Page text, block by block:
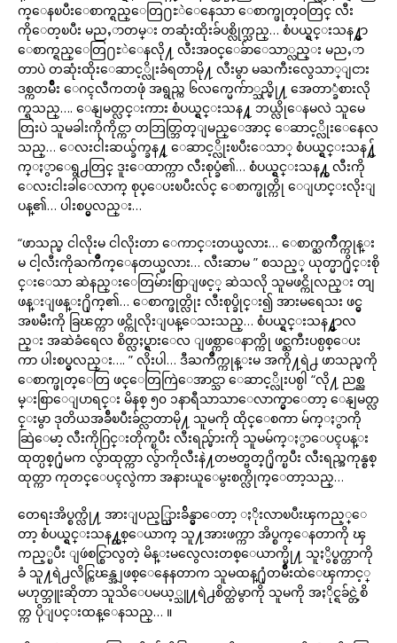
က္ေနၿပီးေစာက္ရည္ေတြ႐ႊဲေနေသာ ေစာက္ဖုတ္ဝတြင္ လီး
ကိုေတ့ၿပီး မညႇာတမ္း တဆုံးထိုးခ်ပစ္လိုက္သည္… စံပယ္ရွင္းသန႔္မွာ
ေစာက္ရည္ေတြ႐ႊဲေနလို႔ လီးအဝင္ေခ်ာေသာ္လည္း မညႇာ
တာပဲ တဆုံးထိုးေဆာင့္လိုးခံရတာမို႔ လီးမွာ မႀကီးလွေသာ္ျငား
ဒစ္ကတမ်ိဳး ေဂၚလီကတဖုံ အရွည္က ၆လက္မေက်ာ္သည္မို႔ အေတာ္ခံစားလို
က္ရသည္…. ေနျမတ္လင္းကား စံပယ္ရွင္းသန႔္ ဘယ္လိုေနမလဲ သူမေ
တြးပဲ သူမခါးကိုကိုင္ကာ တဘြတ္ဘြတ္ျမည္ေအာင္ ေဆာင့္လိုးေနေလ
သည္… ေလးငါးဆယ္ခ်က္ခန႔္ ေဆာင့္လိုးၿပီးေသာ္ စံပယ္ရွင္းသန႔္မ်
က္ႏွာေရွ႕တြင္ ဒူးေထာက္ကာ လီးစုပ္ခံ၏… စံပယ္ရွင္းသန႔္က လီးကို
ေလးငါးခါေလာက္ စုပ္ေပးၿပီးလ်င္ ေစာက္ဖုတ္ကို ေျပာင္းလိုးျ
ပန္၏… ပါးစပ္မွလည္း…
“ဖာသည္မ ငါလိုးမ ငါလိုးတာ ေကာင္းတယ္မလား… ေစာက္ႀကိဳက္ကုန္း
မ ငါ့လီးကိုႀကိဳက္ေနတယ္မလား… လီးဆာမ ” စသည့္ ယုတ္မာ႐ိုင္းစို
င္းေသာ ဆဲနည္းေတြမ်ားစြာျဖင့္ ဆဲသလို သူမဖင္ကိုလည္း တျ
ဖန္းျဖန္း႐ိုက္၏… ေစာက္ဖုတ္လိုး လီးစုပ္ခိုင္း၍ အားမရေသး ဖင္မွ
အၿမီးကို ခြၽတ္ကာ ဖင္ကိုလိုးျပန္ေသးသည္… စံပယ္ရွင္းသန႔္မွာလ
ည္း အဆဲခံရေလ စိတ္လႈပ္ရွားေလ ျဖစ္ကာေနာက္ကို ဖင္ႀကီးပစ္ပစ္ေပး
ကာ ပါးစပ္မွလည္း…. ” လိုးပါ… ဒီႀကိဳက္ကုန္းမ အကို႔ရဲ႕ ဖာသည္မကို
ေစာက္ဖုတ္ေတြ ဖင္ေတြကြဲေအာင္သာ ေဆာင့္လိုးပစ္ပါ “လို႔ ညစ္ည
မ္းစြာေျပာရင္း မိနစ္ ၅၀ ၁နာရီသာသာေလာက္မွာေတာ့ ေနျမတ္လ
င္းမွာ ဒုတိယအခ်ီၿပီးခ်င္လာတာမို႔ သူမကို ထိုင္ေစကာ မ်က္ႏွာကို
ဆြဲေမာ့ လီးကိုဂြင္းတိုက္ၿပီး လီးရည္မ်ားကို သူမမ်က္ႏွာေပၚပန္း
ထုတ္ပစ္႐ုံမက လွ်ာထုတ္ကာ လွ်ာကိုလီးနဲ႔တဗတ္ဗတ္႐ိုက္ၿပီး လီးရည္အကုန္စစ္
ထုတ္ကာ ကုတင္ေပၚလွဲကာ အနားယူေမွးစက္လိုက္ေတာ့သည္…
တေရးအိပ္စက္လို႔ အားျပည့္သြားခ်ိန္မွာေတာ့ ႏိုးလာၿပီးၾကည့္ေ
တာ့ စံပယ္ရွင္းသန႔္တစ္ေယာက္ သူ႔အားဖက္ကာ အိပ္စက္ေနတာကို ၾ
ကည့္ၿပီး ျဖဴစင္စြာလွတဲ့ မိန္းမလွေလးတစ္ေယာက္မို႔ သူႏွိပ္စက္တာကို
ခံ သူ႔ရဲ႕လိင္ကြၽန္အျဖစ္ေနေနတာက သူမထန္႐ုံတမ်ိဳးထဲေၾကာင့္
မဟုတ္ဘူးဆိုတာ သူသိေပမယ့္သူ႔ရဲ႕စိတ္ထဲမွာကို သူမကို အႏိုင္ရခ်င္တဲ့စိ
တ္က ပိုျပင္းထန္ေနသည္… ။